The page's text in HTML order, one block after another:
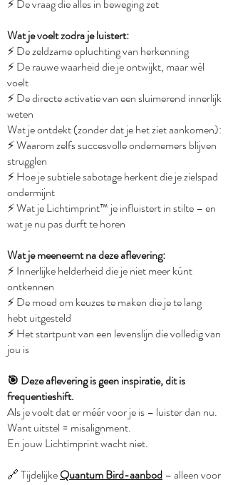
⚡️ De vraag die alles in beweging zet
Wat je voelt zodra je luistert:
⚡️ De zeldzame opluchting van herkenning
⚡️ De rauwe waarheid die je ontwijkt, maar wél
voelt
⚡️ De directe activatie van een sluimerend innerlijk
weten
Wat je ontdekt (zonder dat je het ziet aankomen):
⚡️ Waarom zelfs succesvolle ondernemers blijven
strugglen
⚡️ Hoe je subtiele sabotage herkent die je zielspad
ondermijnt
⚡️ Wat je Lichtimprint™ je influistert in stilte – en
wat je nu pas durft te horen
Wat je meeneemt na deze aflevering:
⚡️ Innerlijke helderheid die je niet meer kúnt
ontkennen
⚡️ De moed om keuzes te maken die je te lang
hebt uitgesteld
⚡️ Het startpunt van een levenslijn die volledig van
jou is
🎯 Deze aflevering is geen inspiratie, dit is
frequentieshift.
Als je voelt dat er méér voor je is – luister dan nu.
Want uitstel = misalignment.
En jouw Lichtimprint wacht niet.
🔗 TijdelijkeQuantum Bird-aanbod – alleen voor